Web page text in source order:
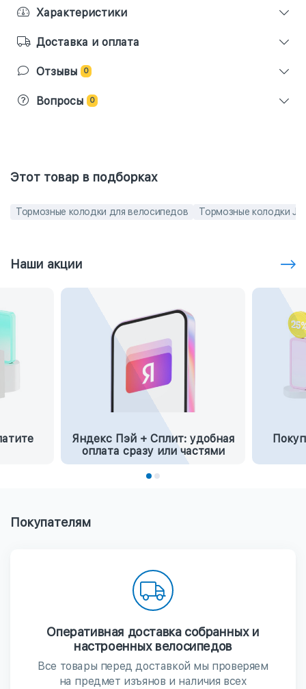
Характеристики
Доставка и оплата
Отзывы 0
Вопросы 0
Этот товар в подборках
Тормозные колодки для велосипедов Тормозные колодки
Наши акции
Яндекс Пэй + Сплит: удобная
оплата сразу или частями
Покупателям
Оперативная доставка собранных и
настроенных велосипедов
Все товары перед доставкой мы проверяем
на предмет изъянов и наличия всех